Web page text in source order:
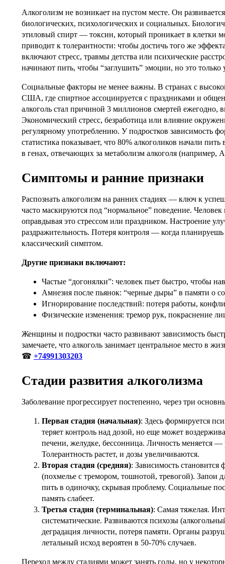
Алкоголизм не возникает на пустом месте. Он
биологических, психологических и социальных.
этиловый спирт — токсин, который проникает в клетки
приводит к толерантности: чтобы достичь того же
включают стресс, травмы детства или психические
начинают пить, чтобы “заглушить” эмоции, но это только
Социальные факторы не менее важны. В странах с
США, где спиртное ассоциируется с праздниками и
алкоголь стал причиной 3 миллионов смертей ежегодно,
Экономический стресс, безработица или влияние
регулярному употреблению. У подростков зависимость
статистика показывает, что 80% алкоголиков начали
в генах, отвечающих за метаболизм алкоголя
Симптомы и ранние признаки
Распознать алкоголизм на ранних стадиях — ключ к
часто маскируются под “нормальное” поведение.
оправдывая это стрессом или праздником. Настроение
раздражительность. Потеря контроля — когда
классический симптом.
Другие признаки включают:
Частые “догонялки”: человек пьет быстро, чтобы
Амнезия после пьянок: “черные дыры” в памяти о
Игнорирование последствий: потеря работы,
Физические изменения: тремор рук, покраснение
Женщины и подростки часто развивают зависимость
замечаете, что алкоголь занимает центральное место в
☎ +74991303203
Стадии развития алкоголизма
Заболевание прогрессирует постепенно, через три
Первая стадия (начальная): Здесь формируется
теряет контроль над дозой, но еще может
печени, желудке, бессонница. Личность меняется
Толерантность растет, и дозы увеличиваются.
Вторая стадия (средняя): Зависимость
(похмелье с тремором, тошнотой, тревогой). Запои
пить в одиночку, скрывая проблему. Социальные
память слабеет.
Третья стадия (терминальная): Самая тяжелая.
систематические. Развиваются психозы
деградация личности, потеря памяти. Органы
летальный исход вероятен в 50-70% случаев.
Переход между стадиями может занять годы, но у